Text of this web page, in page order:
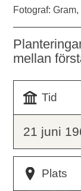
Fotograf:
mellan
Tid
21 juni
Plats